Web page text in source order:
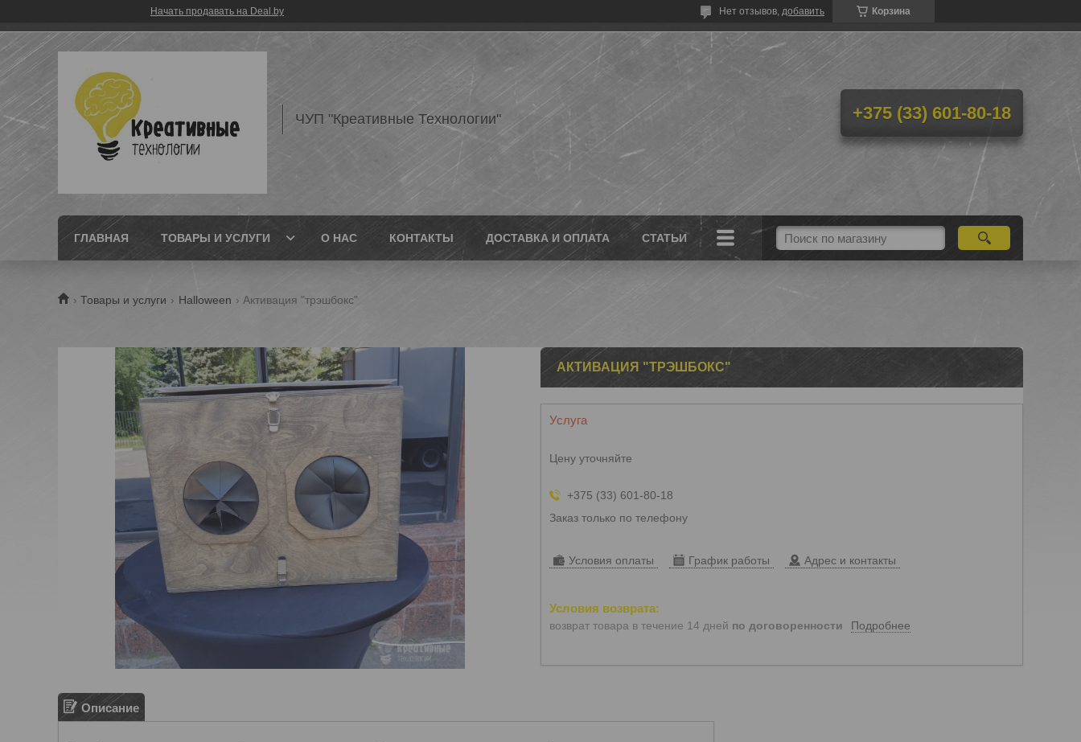
Начать продавать на Deal.by Корзина
Нет отзывов, добавить
ЧУП "Креативные Технологии" +375 (33) 601-80-18
ГЛАВНАЯ ТОВАРЫ И УСЛУГИ О НАС КОНТАКТЫ ДОСТАВКА И ОПЛАТА СТАТЬИ
Товары и услуги Halloween Активация "трэшбокс"
АКТИВАЦИЯ "ТРЭШБОКС"
Услуга
Цену уточняйте
+375 (33) 601-80-18
Заказ только по телефону
Условия оплаты График работы Адрес и контакты
возврат товара в течение 14 дней по договоренности Подробнее
Описание